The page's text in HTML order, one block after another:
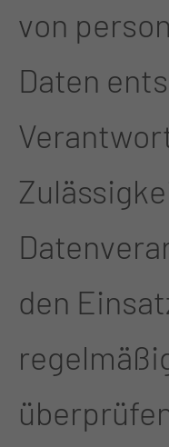
von
Daten
den